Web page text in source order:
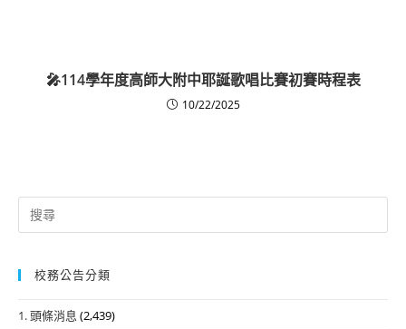
🎤114學年度高師大附中耶誕歌唱比賽初賽時程表
10/22/2025
Search
for:
校務公告分類
1. 頭條消息 (2,439)